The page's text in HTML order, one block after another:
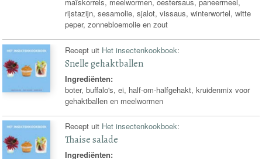
rijstazijn, sesamolie, sjalot, vissaus, winterwortel, witte
peper, zonnebloemolie en zout
Recept uit Het insectenkookboek:
Snelle gehaktballen
Ingrediënten:
boter, buffalo's, ei, half-om-halfgehakt, kruidenmix voor
gehaktballen en meelwormen
Recept uit Het insectenkookboek:
Thaise salade
Ingrediënten: